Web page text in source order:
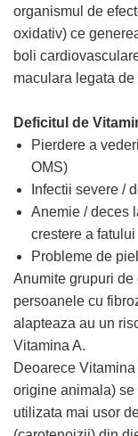
Yuup! - Cosmetica
produse)
Zuluff Diapers (70
organismul de
oxidativ) ce
boli
maculara legata
Deficitul de
Pierdere a
OMS)
Infectii severe /
Anemie / deces
crestere a fatului
Probleme de
Anumite grupuri de
persoanele cu
alapteaza au un
Vitamina A.
Deoarece
origine animala)
utilizata mai usor